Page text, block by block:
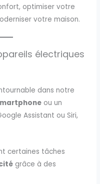
optimiser votre
votre maison.
électriques
dans notre
ou un
Assistant ou Siri,
certaines tâches
grâce à des